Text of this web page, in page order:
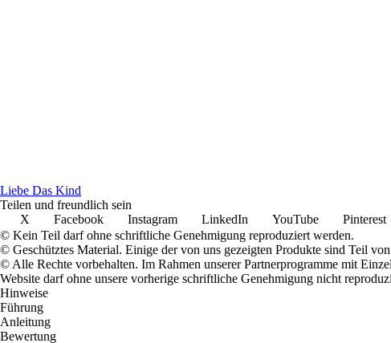
Liebe Das Kind
Teilen und freundlich sein
X
Facebook Instagram LinkedIn YouTube Pinterest
© Kein Teil darf ohne schriftliche Genehmigung reproduziert werden.
© Geschütztes Material. Einige der von uns gezeigten Produkte sind Teil
© Alle Rechte vorbehalten. Im Rahmen unserer Partnerprogramme mit
Website darf ohne unsere vorherige schriftliche Genehmigung nicht
Hinweise
Führung
Anleitung
Bewertung